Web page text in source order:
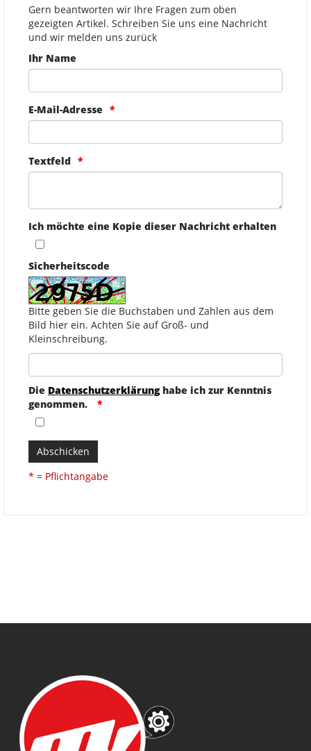
Gern beantworten wir Ihre Fragen zum oben
gezeigten Artikel. Schreiben Sie uns eine Nachricht
und wir melden uns zurück
Ihr Name
E-Mail-Adresse
Textfeld
Ich möchte eine Kopie dieser Nachricht erhalten
Sicherheitscode
Bitte geben Sie die Buchstaben und Zahlen aus dem
Bild hier ein. Achten Sie auf Groß- und
Kleinschreibung.
Die Datenschutzerklärunghabe ich zur Kenntnis
genommen.
Abschicken
* = Pflichtangabe